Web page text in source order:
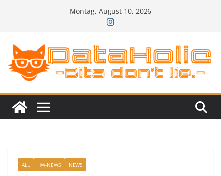
Montag, August 10, 2026
ALL HW-NEWS NEWS